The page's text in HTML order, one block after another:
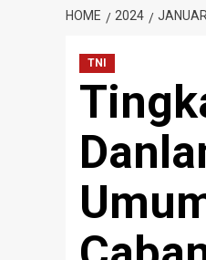
HOME 2024 JANUARI
TNI